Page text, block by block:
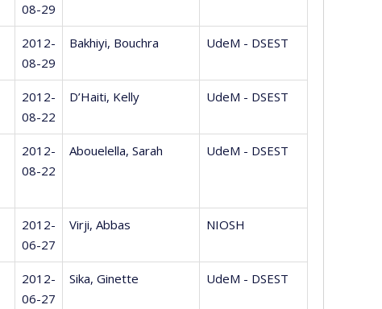
08-29
2012-
08-29
Bakhiyi, Bouchra UdeM - DSEST
2012-
08-22
D’Haiti, Kelly UdeM - DSEST
2012-
08-22
Abouelella, Sarah UdeM - DSEST
2012-
06-27
Virji, Abbas NIOSH
2012-
06-27
Sika, Ginette UdeM - DSEST